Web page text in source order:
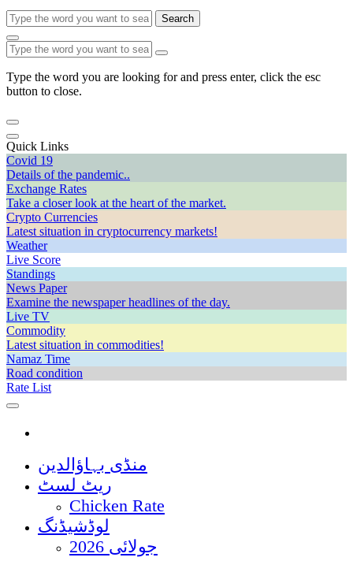
Search
Type the word you are looking for and press enter, click the esc
button to close.
Quick Links
Covid 19
Details of the pandemic..
Exchange Rates
Take a closer look at the heart of the market.
Crypto Currencies
Latest situation in cryptocurrency markets!
Weather
Live Score
Standings
News Paper
Examine the newspaper headlines of the day.
Live TV
Commodity
Latest situation in commodities!
Namaz Time
Road condition
Rate List
منڈی بہاؤالدین
ریٹ لسٹ
Chicken Rate
لوڈشیڈنگ
جولائی 2026